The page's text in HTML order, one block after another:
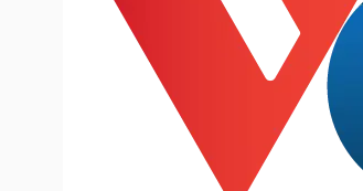
Sản phụ khoa
Nhi khoa
Nam khoa
Làm đẹp - giảm cân
Phòng mạch online
Ăn sạch sống khỏe
Tình